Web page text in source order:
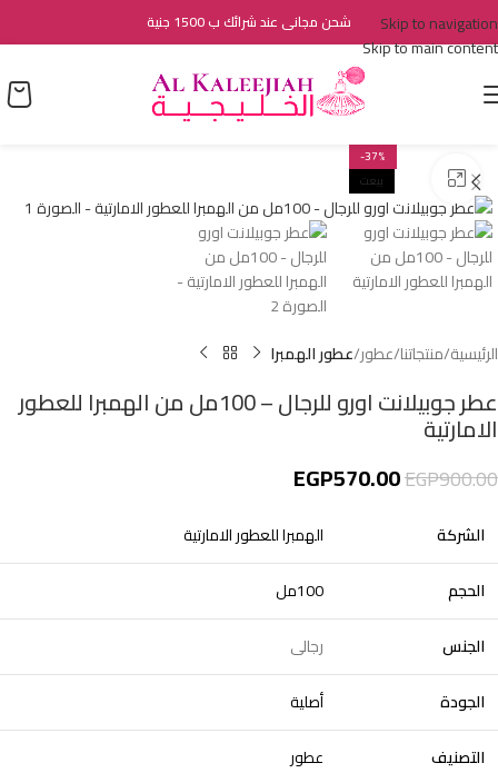
Skip to navigation
Skip to main content
شحن مجانى عند شرائك ب 1500 جنية
-37%
بيعت
اضغط للتكبير
الرئيسية منتجاتنا عطور عطور الهمبرا
عطر جوبيلانت اورو للرجال – 100مل من الهمبرا للعطور
الامارتية
EGP900.00
EGP570.00
الشركة
الهمبرا للعطور الامارتية
الحجم
100مل
الجنس
رجالى
الجودة
أصلية
التصنيف
عطور